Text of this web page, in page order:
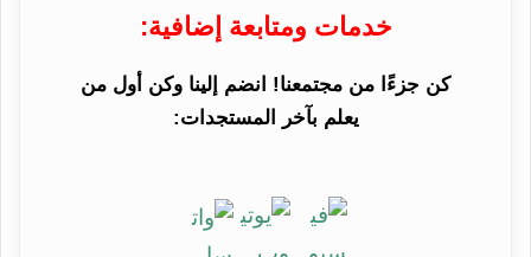
خدمات ومتابعة إضافية:
كن جزءًا من مجتمعنا! انضم إلينا وكن أول من
يعلم بآخر المستجدات: